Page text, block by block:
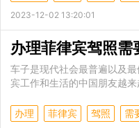
2023-12-02 13:20:01
车子是现代社会最普遍以及
宾工作和生活的中国朋友越
办理 菲律宾 驾照 需